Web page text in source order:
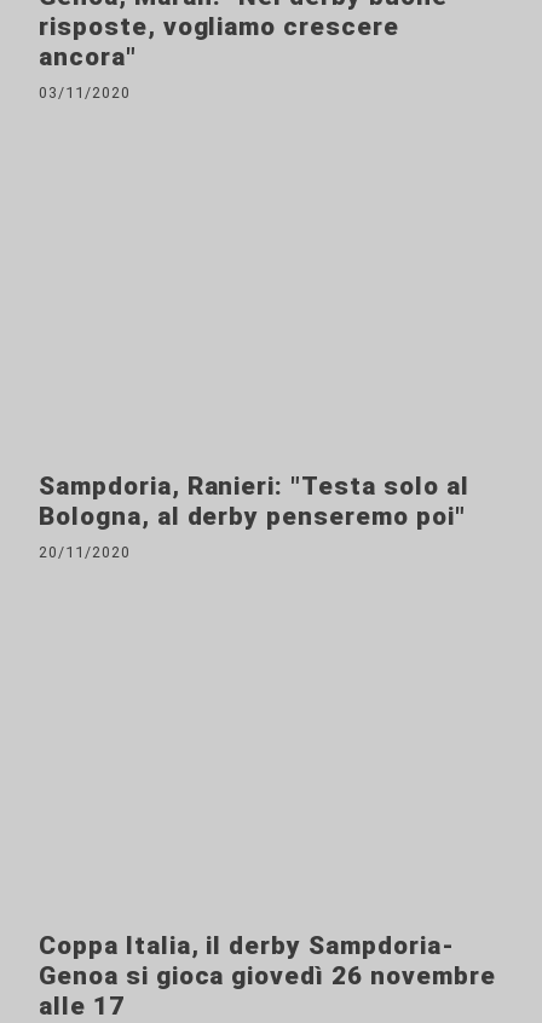
risposte, vogliamo crescere
ancora"
03/11/2020
Sampdoria, Ranieri: "Testa solo al
Bologna, al derby penseremo poi"
20/11/2020
Coppa Italia, il derby Sampdoria-
Genoa si gioca giovedì 26 novembre
alle 17